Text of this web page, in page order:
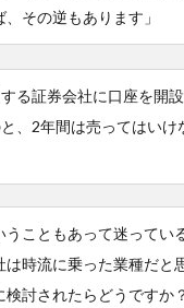
、その逆もあります」
る証券会社に口座を開
、2年間は売ってはいけ
うこともあって迷ってい
は時流に乗った業種だと
検討されたらどうですか